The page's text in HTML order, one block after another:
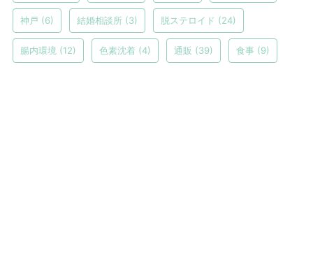
神戸 (6) 結婚相談所 (3) 脱ステロイド (24)
腸内環境 (12) 色素沈着 (4) 通販 (39) 食事 (9)